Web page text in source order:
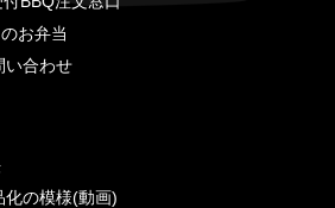
お弁当
い合わせ
化の模様(動画)